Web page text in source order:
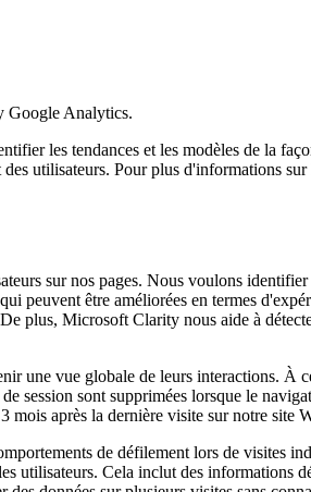
Google Analytics.
les tendances et les modèles de la
utilisateurs. Pour plus d'informations
sur nos pages. Nous voulons
peuvent être améliorées en termes
plus, Microsoft Clarity nous aide à
une vue globale de leurs interactions. À
session sont supprimées lorsque le
mois après la dernière visite sur notre site
de défilement lors de visites
utilisateurs. Cela inclut des informations